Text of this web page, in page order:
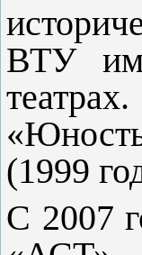
ВТУ
(1999
С 2007